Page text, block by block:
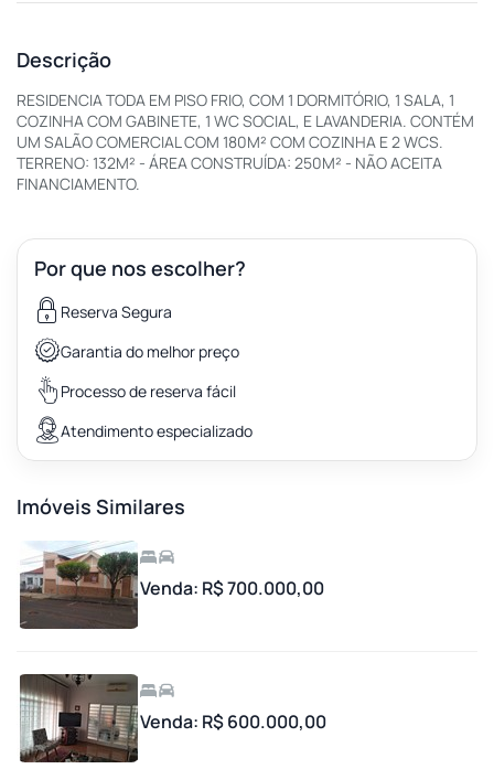
Descrição
RESIDENCIA TODA EM PISO FRIO, COM 1 DORMITÓRIO, 1 SALA, 1
COZINHA COM GABINETE, 1 WC SOCIAL, E LAVANDERIA. CONTÉM
UM SALÃO COMERCIAL COM 180M² COM COZINHA E 2 WCS.
TERRENO: 132M² - ÁREA CONSTRUÍDA: 250M² - NÃO ACEITA
FINANCIAMENTO.
Por que nos escolher?
Reserva Segura
Garantia do melhor preço
Processo de reserva fácil
Atendimento especializado
Imóveis Similares
Venda: R$ 700.000,00
Venda: R$ 600.000,00